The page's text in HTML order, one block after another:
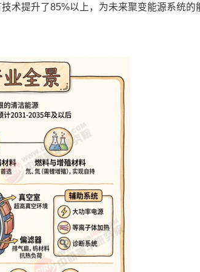
术提升了85%以上，为未来聚变能源系统的